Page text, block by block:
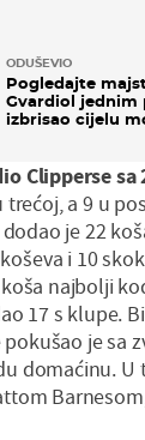
ODUŠEVIO
Pogledajte
Gvardiol jednim
izbrisao cijelu
Clipperse sa
trećoj, a 9 u
je 22
i 10
najbolji
17 s klupe.
pokušao je sa
domaćinu. U